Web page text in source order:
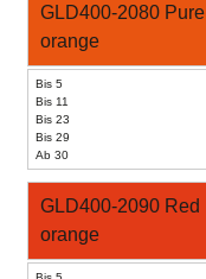
GLD400-2080 Pure
orange
Bis 5
Bis 11
Bis 23
Bis 29
Ab 30
GLD400-2090 Red
orange